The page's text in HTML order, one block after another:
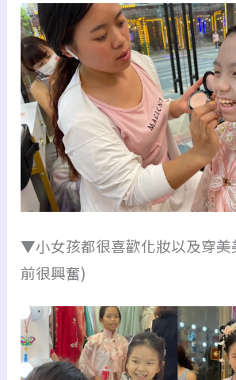
▼小女孩都很喜歡化妝以及穿美
前很興奮)